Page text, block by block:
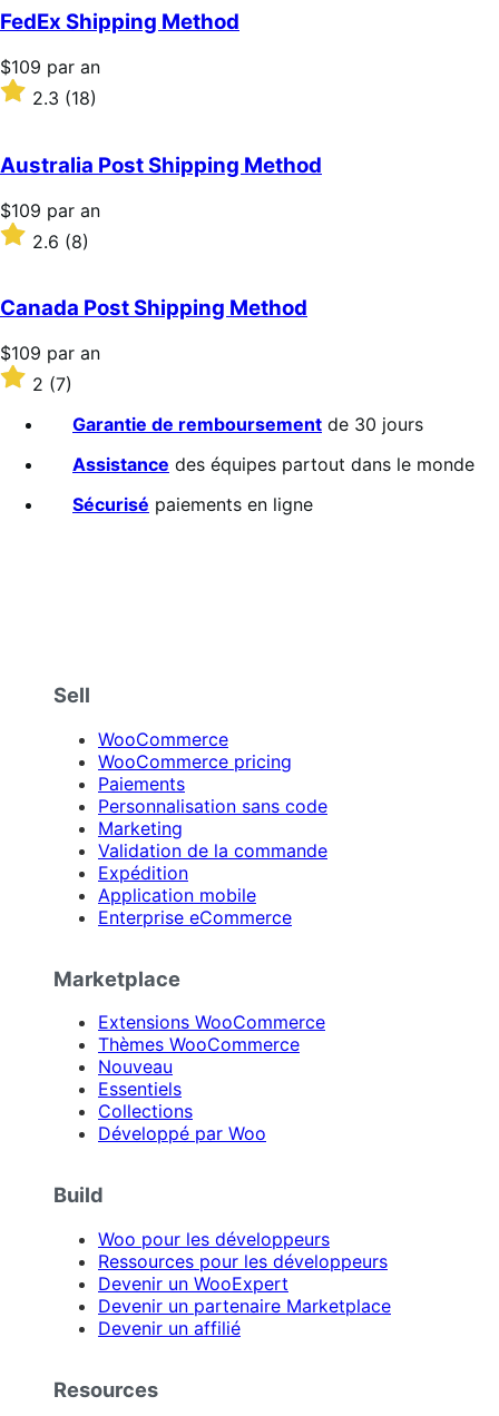
FedEx Shipping Method
Prix
$109
$109 par an
Noté
5 étoiles
2.3 (18)
Australia Post Shipping Method
Prix
$109
par
$109 par an
Noté
2.6
5 étoiles
2.6 (8)
Canada Post Shipping Method
Prix
$109
par
$109 par an
Noté
2
2 (7)
Garantie de remboursement de 30 jours
Assistance des équipes partout dans le monde
Sécurisé paiements en ligne
Sell
WooCommerce
WooCommerce pricing
Paiements
Personnalisation sans code
Marketing
Validation de la commande
Expédition
Application mobile
Enterprise eCommerce
Marketplace
Extensions WooCommerce
Thèmes WooCommerce
Nouveau
Essentiels
Collections
Développé par Woo
Build
Woo pour les développeurs
Ressources pour les développeurs
Devenir un WooExpert
Devenir un partenaire Marketplace
Devenir un affilié
Resources